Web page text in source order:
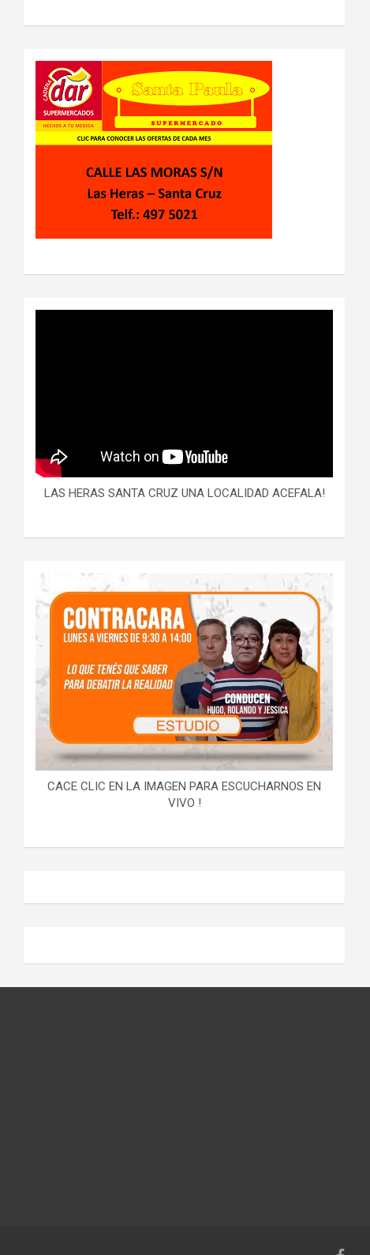
LAS HERAS SANTA CRUZ UNA LOCALIDAD ACEFALA!
CACE CLIC EN LA IMAGEN PARA ESCUCHARNOS EN
VIVO !